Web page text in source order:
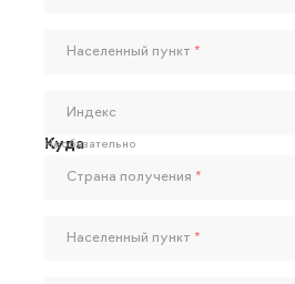
Населенный пункт *
Индекс
Необязательно
Куда
Страна получения *
Населенный пункт *